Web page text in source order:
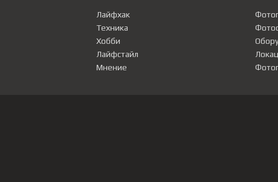
Лайфхак
Техника
Хобби
Лайфстайл
Мнение